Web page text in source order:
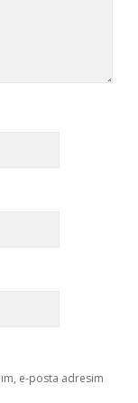
e-posta adresim